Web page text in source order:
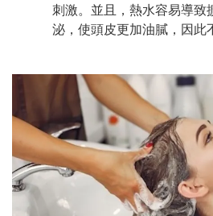
刺激。並且，熱水容易導致
泌，使頭皮更加油膩，因此